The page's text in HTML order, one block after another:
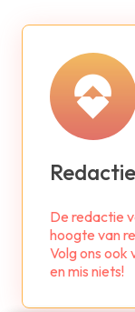
De redactie
hoogte van
Volg ons ook
en mis niets!